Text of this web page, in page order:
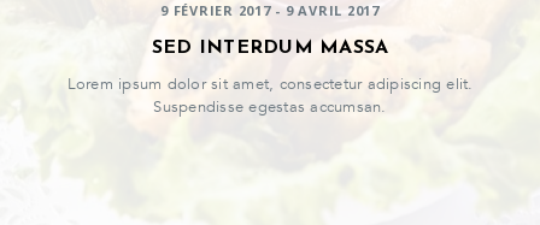
9 FÉVRIER 2017 - 9 AVRIL 2017
SED INTERDUM MASSA
Lorem ipsum dolor sit amet, consectetur adipiscing elit.
Suspendisse egestas accumsan.